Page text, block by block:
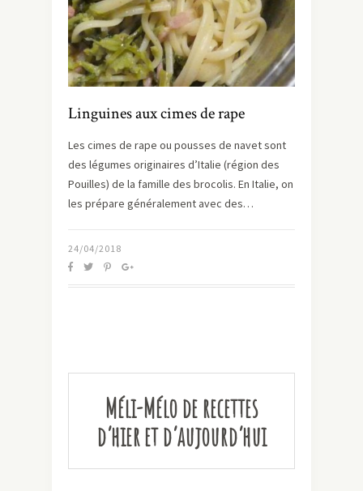
Linguines aux cimes de rape
Les cimes de rape ou pousses de navet sont
des légumes originaires d’Italie (région des
Pouilles) de la famille des brocolis. En Italie, on
les prépare généralement avec des…
24/04/2018
Méli-Mélo de recettes
d’hier et d’aujourd’hui